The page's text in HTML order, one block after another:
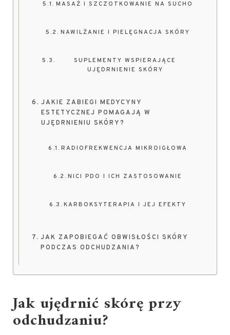
MASAŻ I SZCZOTKOWANIE NA SUCHO
NAWILŻANIE I PIELĘGNACJA SKÓRY
SUPLEMENTY WSPIERAJĄCE
UJĘDRNIENIE SKÓRY
JAKIE ZABIEGI MEDYCYNY
ESTETYCZNEJ POMAGAJĄ W
UJĘDRNIENIU SKÓRY?
RADIOFREKWENCJA MIKROIGŁOWA
NICI PDO I ICH ZASTOSOWANIE
KARBOKSYTERAPIA I JEJ EFEKTY
JAK ZAPOBIEGAĆ OBWISŁOŚCI SKÓRY
PODCZAS ODCHUDZANIA?
Jak ujędrnić skórę przy
odchudzaniu?